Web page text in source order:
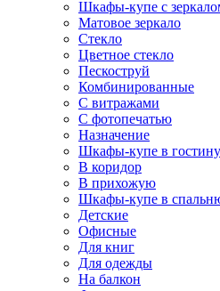
Шкафы-купе с
Матовое зеркало
Стекло
Цветное стекло
Пескоструй
Комбинированные
С витражами
С фотопечатью
Назначение
Шкафы-купе в
В коридор
В прихожую
Шкафы-купе в
Детские
Офисные
Для книг
Для одежды
На балкон